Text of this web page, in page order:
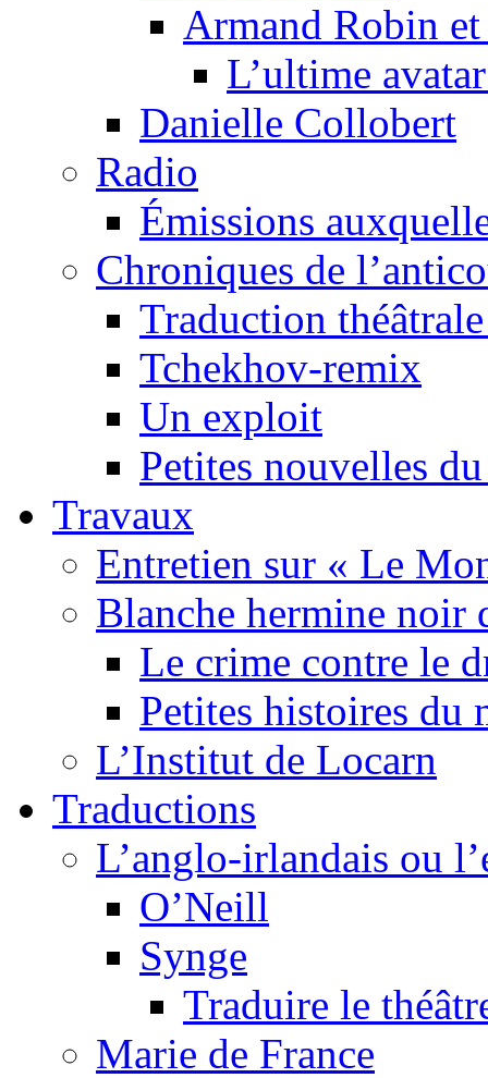
Armand Robin
L’ultime
Danielle Collobert
Radio
Émissions
Chroniques de
Traduction
Tchekhov-remix
Un exploit
Petites nouvelles
Travaux
Entretien sur « Le
Blanche hermine noir
Le crime contre le
Petites histoires du
L’Institut de Locarn
Traductions
L’anglo-irlandais ou
O’Neill
Synge
Traduire le
Marie de France